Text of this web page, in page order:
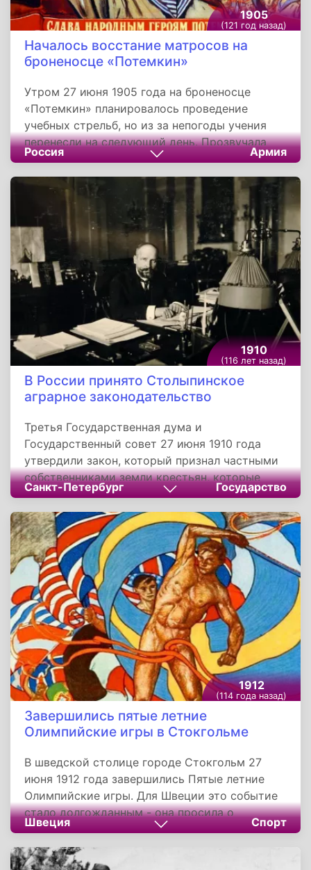
1905
(121 год назад)
Началось восстание матросов на
броненосце «Потемкин»
Утром 27 июня 1905 года на броненосце
«Потемкин» планировалось проведение
учебных стрельб, но из за непогоды учения
перенесли на следующий день. Прозвучала
команда построения на обед, где морякам был
предложен борщ приготовленный с
использованием испорченного мяса.
Возмущенные матросы отказались от обеда и
вскоре бойкот перерос в открытое
выступление против офицеров,
завершившееся захватом боевого корабля
матросами.
Россия Армия
1910
(116 лет назад)
В России принято Столыпинское
аграрное законодательство
Третья Государственная дума и
Государственный совет 27 июня 1910 года
утвердили закон, который признал частными
собственниками земли крестьян, которые
входили в состав общин, где земельные
переделы не проводились на протяжении
последних 24 лет. Основой аграрного
законодательства российского правительства
под руководством Петра Аркадьевича
Столыпина стал проект указа «О дополнениях
некоторых положений закона, которые
касаются сельского землепользования и
землеустройства».
Санкт-Петербург Государство
1912
(114 года назад)
Завершились пятые летние
Олимпийские игры в Стокгольме
В шведской столице городе Стокгольм 27
июня 1912 года завершились Пятые летние
Олимпийские игры. Для Швеции это событие
стало долгожданным - она просила о
проведении у себя Игр с 1894 года.
Специально к Олимпиаде в Стокгольме был
построен большой стадион, названный
Швеция Спорт